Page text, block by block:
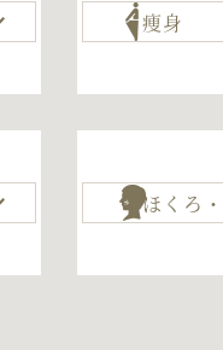
痩身
ほくろ